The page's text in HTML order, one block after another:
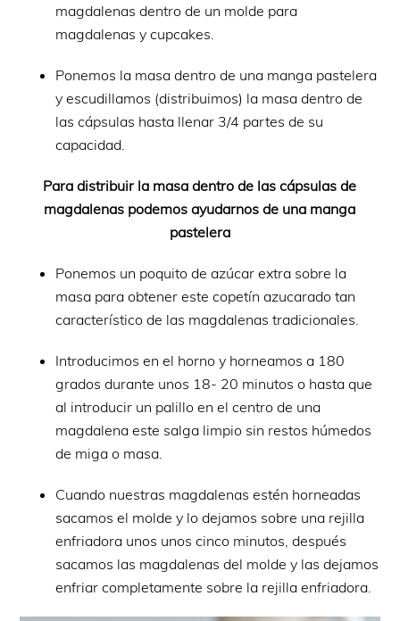
magdalenas dentro de un molde para
magdalenas y cupcakes.
Ponemos la masa dentro de una manga pastelera
y escudillamos (distribuimos) la masa dentro de
las cápsulas hasta llenar 3/4 partes de su
capacidad.
Para distribuir la masa dentro de las cápsulas de
magdalenas podemos ayudarnos de una manga
pastelera
Ponemos un poquito de azúcar extra sobre la
masa para obtener este copetín azucarado tan
característico de las magdalenas tradicionales.
Introducimos en el horno y horneamos a 180
grados durante unos 18- 20 minutos o hasta que
al introducir un palillo en el centro de una
magdalena este salga limpio sin restos húmedos
de miga o masa.
Cuando nuestras magdalenas estén horneadas
sacamos el molde y lo dejamos sobre una rejilla
enfriadora unos unos cinco minutos, después
sacamos las magdalenas del molde y las dejamos
enfriar completamente sobre la rejilla enfriadora.